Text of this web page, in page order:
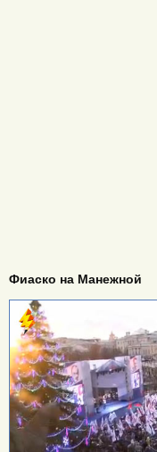
Фиаско на Манежной